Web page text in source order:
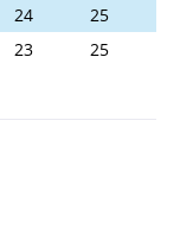
24
25
23 25